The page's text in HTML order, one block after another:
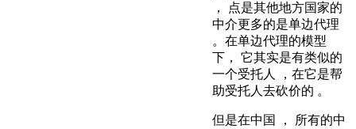
， 点是其他地方国家的
中介更多的是单边代理
。在单边代理的模型
下， 它其实是有类似的
一个受托人 ，在它是帮
助受托人去砍价的 。
但是在中国 ， 所有的中